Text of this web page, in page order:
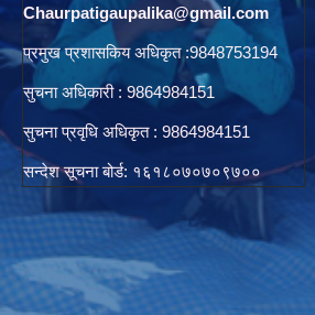
Chaurpatigaupalika@gmail.com
प्रमुख प्रशासकिय अधिकृत :9848753194
सुचना अधिकारी : 9864984151
सुचना प्रवृधि अधिकृत : 9864984151
सन्देश सूचना बोर्ड: १६१८०७०७०९७००